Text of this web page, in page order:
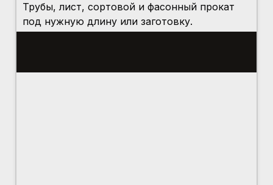
Трубы, лист, сортовой и фасонный прокат
под нужную длину или заготовку.